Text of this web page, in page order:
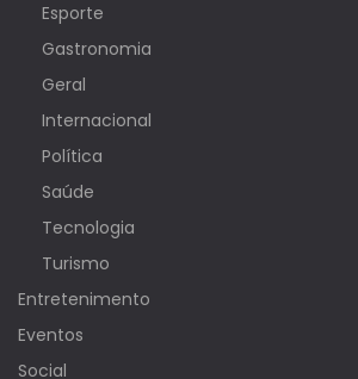
Esporte
Gastronomia
Geral
Internacional
Política
Saúde
Tecnologia
Turismo
Entretenimento
Eventos
Social